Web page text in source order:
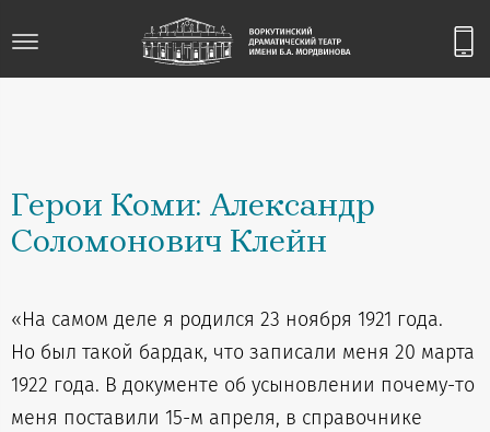
Герои Коми: Александр
Соломонович Клейн
«На самом деле я родился 23 ноября 1921 года.
Но был такой бардак, что записали меня 20 марта
1922 года. В документе об усыновлении почему-то
меня поставили 15-м апреля, в справочнике